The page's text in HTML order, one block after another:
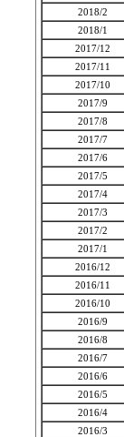
2018/2
2018/1
2017/12
2017/11
2017/10
2017/9
2017/8
2017/7
2017/6
2017/5
2017/4
2017/3
2017/2
2017/1
2016/12
2016/11
2016/10
2016/9
2016/8
2016/7
2016/6
2016/5
2016/4
2016/3